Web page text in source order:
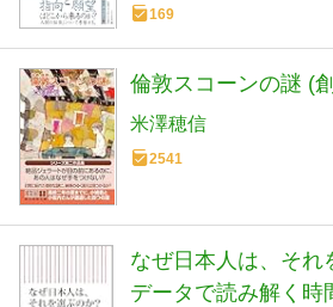
169
倫敦スコーンの謎 (
米澤穂信
2541
なぜ日本人は、そ
データで読み解く時